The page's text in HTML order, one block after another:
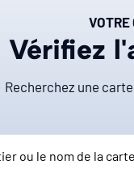
VOTRE
Vérifiez
Recherchez une